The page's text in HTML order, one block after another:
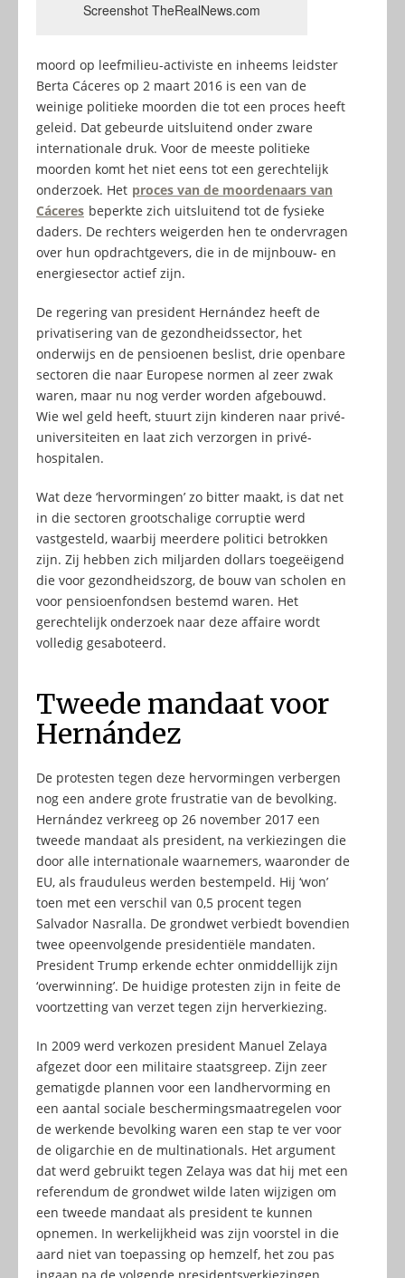
Screenshot TheRealNews.com
moord op leefmilieu-activiste en inheems leidster
Berta Cáceres op 2 maart 2016 is een van de
weinige politieke moorden die tot een proces heeft
geleid. Dat gebeurde uitsluitend onder zware
internationale druk. Voor de meeste politieke
moorden komt het niet eens tot een gerechtelijk
onderzoek. Het proces van de moordenaars van
Cáceres beperkte zich uitsluitend tot de fysieke
daders. De rechters weigerden hen te ondervragen
over hun opdrachtgevers, die in de mijnbouw- en
energiesector actief zijn.
De regering van president Hernández heeft de
privatisering van de gezondheidssector, het
onderwijs en de pensioenen beslist, drie openbare
sectoren die naar Europese normen al zeer zwak
waren, maar nu nog verder worden afgebouwd.
Wie wel geld heeft, stuurt zijn kinderen naar privé-
universiteiten en laat zich verzorgen in privé-
hospitalen.
Wat deze ‘hervormingen’ zo bitter maakt, is dat net
in die sectoren grootschalige corruptie werd
vastgesteld, waarbij meerdere politici betrokken
zijn. Zij hebben zich miljarden dollars toegeëigend
die voor gezondheidszorg, de bouw van scholen en
voor pensioenfondsen bestemd waren. Het
gerechtelijk onderzoek naar deze affaire wordt
volledig gesaboteerd.
Tweede mandaat voor
Hernández
De protesten tegen deze hervormingen verbergen
nog een andere grote frustratie van de bevolking.
Hernández verkreeg op 26 november 2017 een
tweede mandaat als president, na verkiezingen die
door alle internationale waarnemers, waaronder de
EU, als frauduleus werden bestempeld. Hij ‘won’
toen met een verschil van 0,5 procent tegen
Salvador Nasralla. De grondwet verbiedt bovendien
twee opeenvolgende presidentiële mandaten.
President Trump erkende echter onmiddellijk zijn
‘overwinning’. De huidige protesten zijn in feite de
voortzetting van verzet tegen zijn herverkiezing.
In 2009 werd verkozen president Manuel Zelaya
afgezet door een militaire staatsgreep. Zijn zeer
gematigde plannen voor een landhervorming en
een aantal sociale beschermingsmaatregelen voor
de werkende bevolking waren een stap te ver voor
de oligarchie en de multinationals. Het argument
dat werd gebruikt tegen Zelaya was dat hij met een
referendum de grondwet wilde laten wijzigen om
een tweede mandaat als president te kunnen
opnemen. In werkelijkheid was zijn voorstel in die
aard niet van toepassing op hemzelf, het zou pas